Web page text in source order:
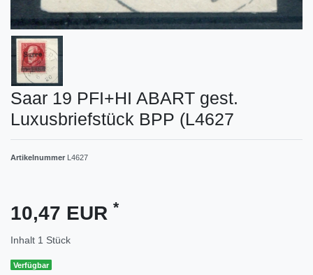
Saar 19 PFI+HI ABART gest.
Luxusbriefstück BPP (L4627
Artikelnummer L4627
10,47 EUR *
Inhalt 1 Stück
Verfügbar